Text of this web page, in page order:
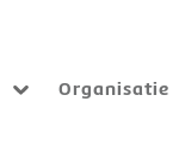
Submenu
Organisatie